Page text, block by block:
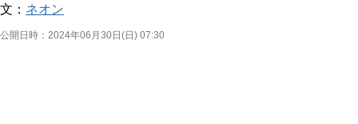
文： ネオン
公開日時： 2024年06月30日(日) 07:30